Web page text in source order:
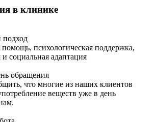
в клинике
психологическая поддержка,
социальная адаптация
обращения
что многие из наших клиентов
веществ уже в день